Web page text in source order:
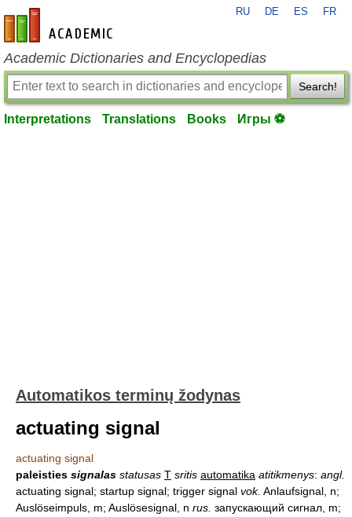
en-academic.com
RU DE ES FR
Academic Dictionaries and Encyclopedias
Search!
Interpretations Translations Books Игры ⚽
Automatikos terminų žodynas
actuating signal
actuating signal
paleisties signalas statusas T sritis automatika atitikmenys: angl.
actuating signal; startup signal; trigger signal vok. Anlaufsignal, n;
Auslöseimpuls, m; Auslösesignal, n rus. запускающий сигнал, m;